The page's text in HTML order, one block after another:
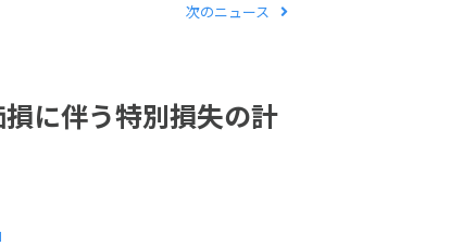
次のニュース
に伴う特別損失の計